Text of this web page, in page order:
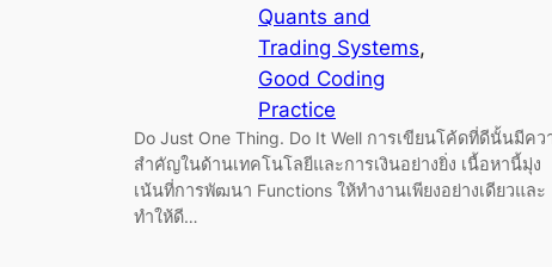
Quants and
Trading Systems
Good Coding
Practice
Do Just One Thing. Do It Well การเขียนโค้ดที่ดีนั้นมีคว
สำคัญในด้านเทคโนโลยีและการเงินอย่างยิ่ง เนื้อหานี้มุ่ง
เน้นที่การพัฒนา Functions ให้ทำงานเพียงอย่างเดียวและ
ทำให้ดี…